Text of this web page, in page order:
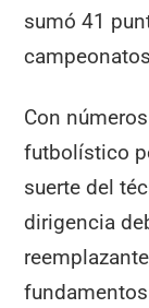
sumó 41
Con
futbolístico
suerte del
dirigencia